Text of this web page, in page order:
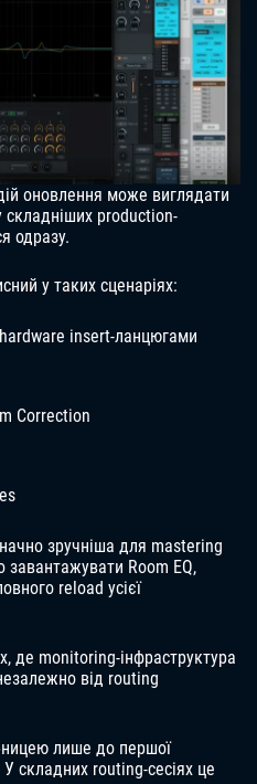
оновлення може виглядати
production-
одразу.
у таких сценаріях:
hardware insert-ланцюгами
Correction
зручніша для mastering
Room EQ,
reload усієї
де monitoring-інфраструктура
від routing
лише до першої
складних routing-сесіях це